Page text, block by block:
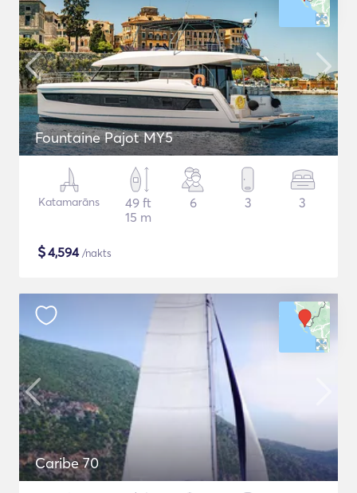
Fountaine Pajot MY5
Katamarāns
49 ft
15 m
6 3 3
$4,594/nakts
Caribe 70